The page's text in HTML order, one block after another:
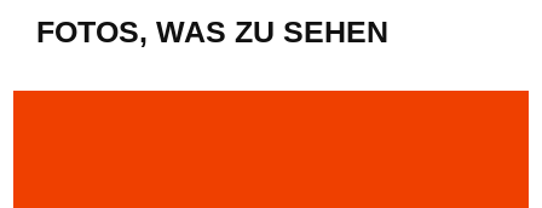
FOTOS, WAS ZU SEHEN